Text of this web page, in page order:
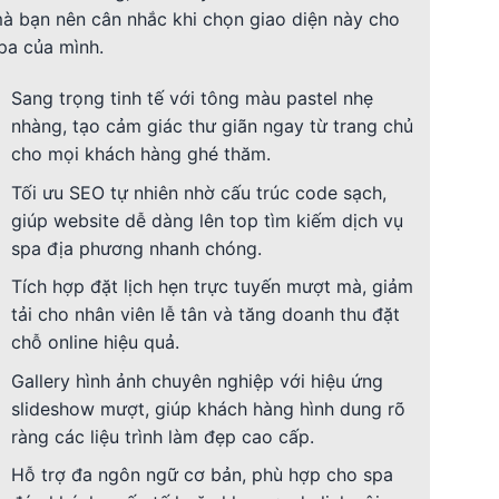
bạn nên cân nhắc khi chọn giao diện này cho
của mình.
Sang trọng tinh tế với tông màu pastel nhẹ
nhàng, tạo cảm giác thư giãn ngay từ trang chủ
cho mọi khách hàng ghé thăm.
Tối ưu SEO tự nhiên nhờ cấu trúc code sạch,
giúp website dễ dàng lên top tìm kiếm dịch vụ
spa địa phương nhanh chóng.
Tích hợp đặt lịch hẹn trực tuyến mượt mà, giảm
tải cho nhân viên lễ tân và tăng doanh thu đặt
chỗ online hiệu quả.
Gallery hình ảnh chuyên nghiệp với hiệu ứng
slideshow mượt, giúp khách hàng hình dung rõ
ràng các liệu trình làm đẹp cao cấp.
Hỗ trợ đa ngôn ngữ cơ bản, phù hợp cho spa